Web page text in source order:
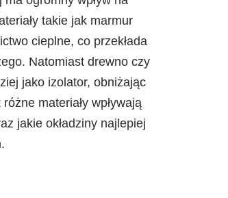
takie jak marmur
cieplne, co przekłada
Natomiast drewno czy
jako izolator, obniżając
materiały wpływają
jakie okładziny najlepiej